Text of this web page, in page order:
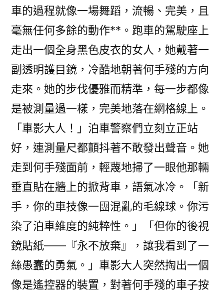
車的過程就像一場舞蹈，流暢、完美，且
毫無任何多餘的動作**。跑車的駕駛座上
走出一個全身黑色皮衣的女人，她戴著一
副透明護目鏡，冷酷地朝著何手殘的方向
走來。她的步伐優雅而精準，每一步都像
是被測量過一樣，完美地落在網格線上。
「車影大人！」泊車警察們立刻立正站
好，連測量尺都顫抖著不敢發出聲音。她
走到何手殘面前，輕蔑地掃了一眼他那輛
垂直貼在牆上的掀背車，語氣冰冷。「新
手，你的車技像一團混亂的毛線球。你污
染了泊車維度的純粹性。」「但你的後視
鏡貼紙——『永不放棄』，讓我看到了一
絲愚蠢的勇氣。」車影大人突然掏出一個
像是遙控器的裝置，對著何手殘的車子按